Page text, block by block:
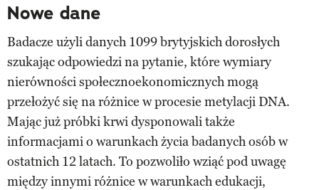
Nowe dane
Badacze użyli danych 1099 brytyjskich dorosłych
szukając odpowiedzi na pytanie, które wymiary
nierówności społecznoekonomicznych mogą
przełożyć się na różnice w procesie metylacji DNA.
Mając już próbki krwi dysponowali także
informacjami o warunkach życia badanych osób w
ostatnich 12 latach. To pozwoliło wziąć pod uwagę
między innymi różnice w warunkach edukacji,